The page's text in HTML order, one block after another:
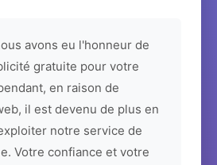
avons eu l'honneur de
gratuite pour votre
en raison de
il est devenu de plus en
notre service de
Votre confiance et votre